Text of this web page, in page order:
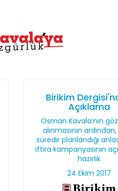
Birikim
Açıklama
Osman Kavala’nın
alınmasının
süredir planlandığı
iftira kampanyasının
hazırlık
24 Ekim 2017